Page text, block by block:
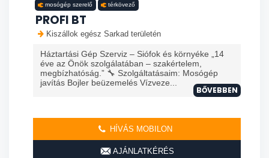
mosógép szerelő térkövező
PROFI BT
Kiszállok egész Sarkad területén
Háztartási Gép Szerviz – Siófok és környéke „14
éve az Önök szolgálatában – szakértelem,
megbízhatóság.” 🔧 Szolgáltatásaim: Mosógép
javítás Bojler beüzemelés Vízveze...
BŐVEBBEN
HÍVÁS MOBILON
AJÁNLATKÉRÉS